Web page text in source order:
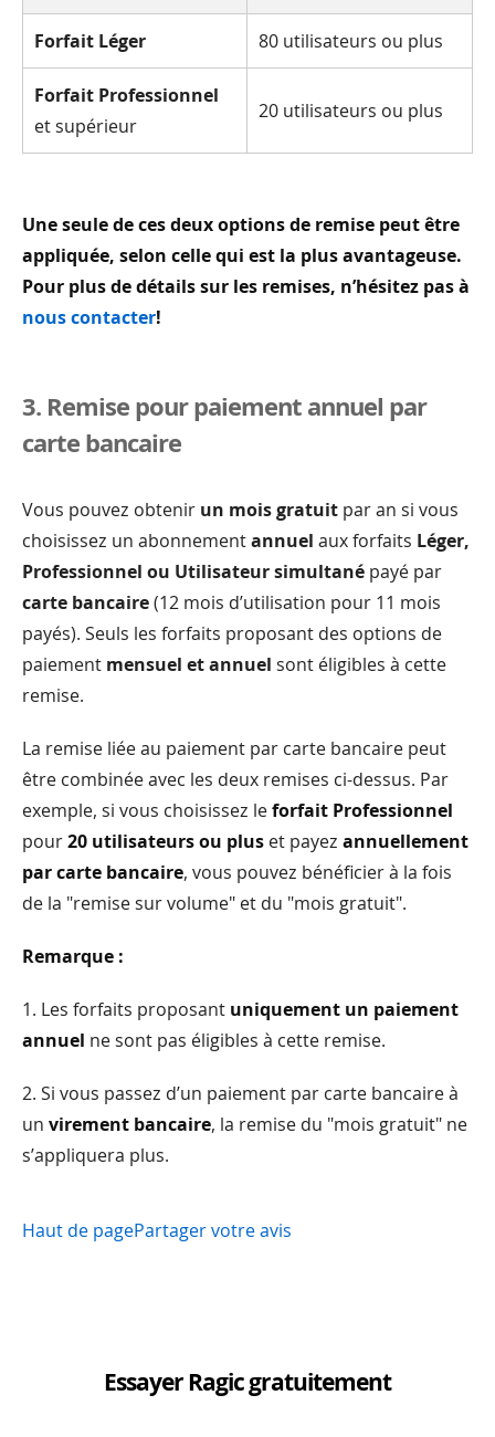
Forfait Léger 80 utilisateurs ou plus
Forfait Professionnel
et supérieur
20 utilisateurs ou plus
Une seule de ces deux options de remise peut être
appliquée, selon celle qui est la plus avantageuse.
Pour plus de détails sur les remises, n’hésitez pas à
nous contacter!
3. Remise pour paiement annuel par
carte bancaire
Vous pouvez obtenir un mois gratuit par an si vous
choisissez un abonnementannuel aux forfaits Léger,
Professionnel ou Utilisateur simultané payé par
carte bancaire(12 mois d’utilisation pour 11 mois
payés). Seuls les forfaits proposant des options de
paiement mensuel et annuel sont éligibles à cette
remise.
La remise liée au paiement par carte bancaire peut
être combinée avec les deux remises ci-dessus. Par
exemple, si vous choisissez leforfait Professionnel
pour20 utilisateurs ou plus et payez annuellement
par carte bancaire, vous pouvez bénéficier à la fois
de la "remise sur volume" et du "mois gratuit".
Remarque :
1. Les forfaits proposant uniquement un paiement
annuel ne sont pas éligibles à cette remise.
2. Si vous passez d’un paiement par carte bancaire à
un virement bancaire, la remise du "mois gratuit" ne
s’appliquera plus.
Haut de pagePartager votre avis
Essayer Ragic gratuitement